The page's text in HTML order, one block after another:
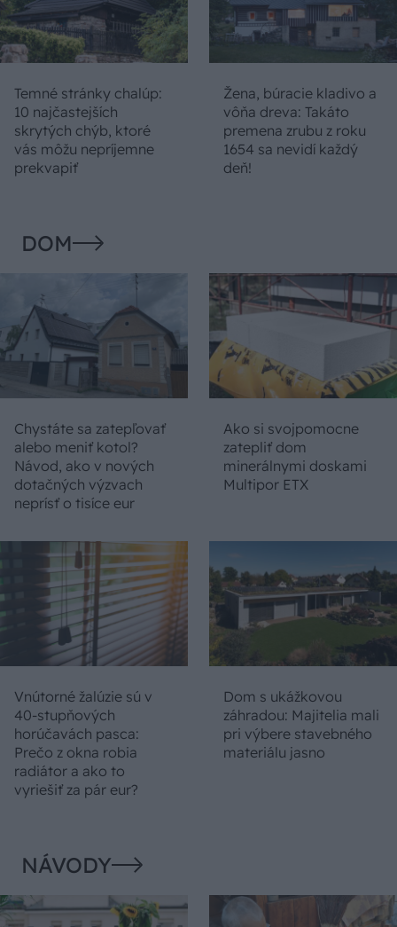
Temné stránky chalúp:
10 najčastejších
skrytých chýb, ktoré
vás môžu nepríjemne
prekvapiť
Žena, búracie kladivo a
vôňa dreva: Takáto
premena zrubu z roku
1654 sa nevidí každý
deň!
DOM
Chystáte sa zatepľovať
alebo meniť kotol?
Návod, ako v nových
dotačných výzvach
neprísť o tisíce eur
Ako si svojpomocne
zatepliť dom
minerálnymi doskami
Multipor ETX
Vnútorné žalúzie sú v
40-stupňových
horúčavách pasca:
Prečo z okna robia
radiátor a ako to
vyriešiť za pár eur?
Dom s ukážkovou
záhradou: Majitelia mali
pri výbere stavebného
materiálu jasno
NÁVODY